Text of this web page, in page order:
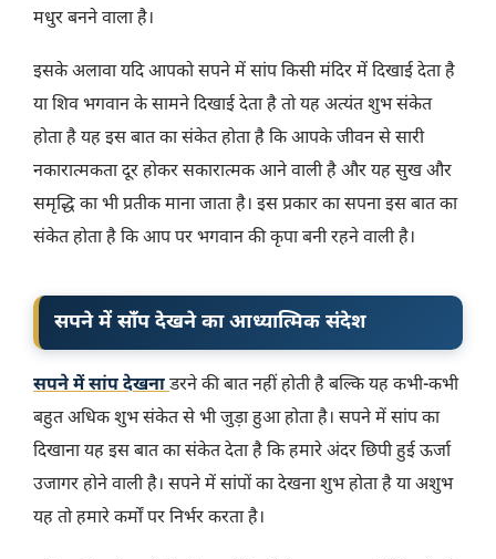
मधुर बनने वाला है।
इसके अलावा यदि आपको सपने में सांप किसी मंदिर में दिखाई देता है
या शिव भगवान के सामने दिखाई देता है तो यह अत्यंत शुभ संकेत
होता है यह इस बात का संकेत होता है कि आपके जीवन से सारी
नकारात्मकता दूर होकर सकारात्मक आने वाली है और यह सुख और
समृद्धि का भी प्रतीक माना जाता है। इस प्रकार का सपना इस बात का
संकेत होता है कि आप पर भगवान की कृपा बनी रहने वाली है।
सपने में साँप देखने का आध्यात्मिक संदेश
सपने में सांप देखनाडरने की बात नहीं होती है बल्कि यह कभी-कभी
बहुत अधिक शुभ संकेत से भी जुड़ा हुआ होता है। सपने में सांप का
दिखाना यह इस बात का संकेत देता है कि हमारे अंदर छिपी हुई ऊर्जा
उजागर होने वाली है। सपने में सांपों का देखना शुभ होता है या अशुभ
यह तो हमारे कर्मों पर निर्भर करता है।